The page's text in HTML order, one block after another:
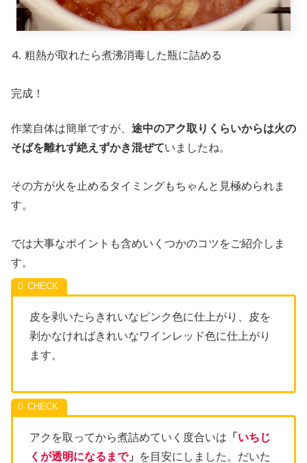
⒋ 粗熱が取れたら煮沸消毒した瓶に詰める
完成！
作業自体は簡単ですが、 途中のアク取りくらいからは火の
そばを離れず絶えずかき混ぜていましたね。
その方が火を止めるタイミングもちゃんと見極められま
す。
では大事なポイントも含めいくつかのコツをご紹介しま
す。
皮を剥いたらきれいなピンク色に仕上がり、皮を
剥かなければきれいなワインレッド色に仕上がり
ます。
アクを取ってから煮詰めていく度合いは 「 いちじ
くが透明になるまで」
を目安にしました。だいた